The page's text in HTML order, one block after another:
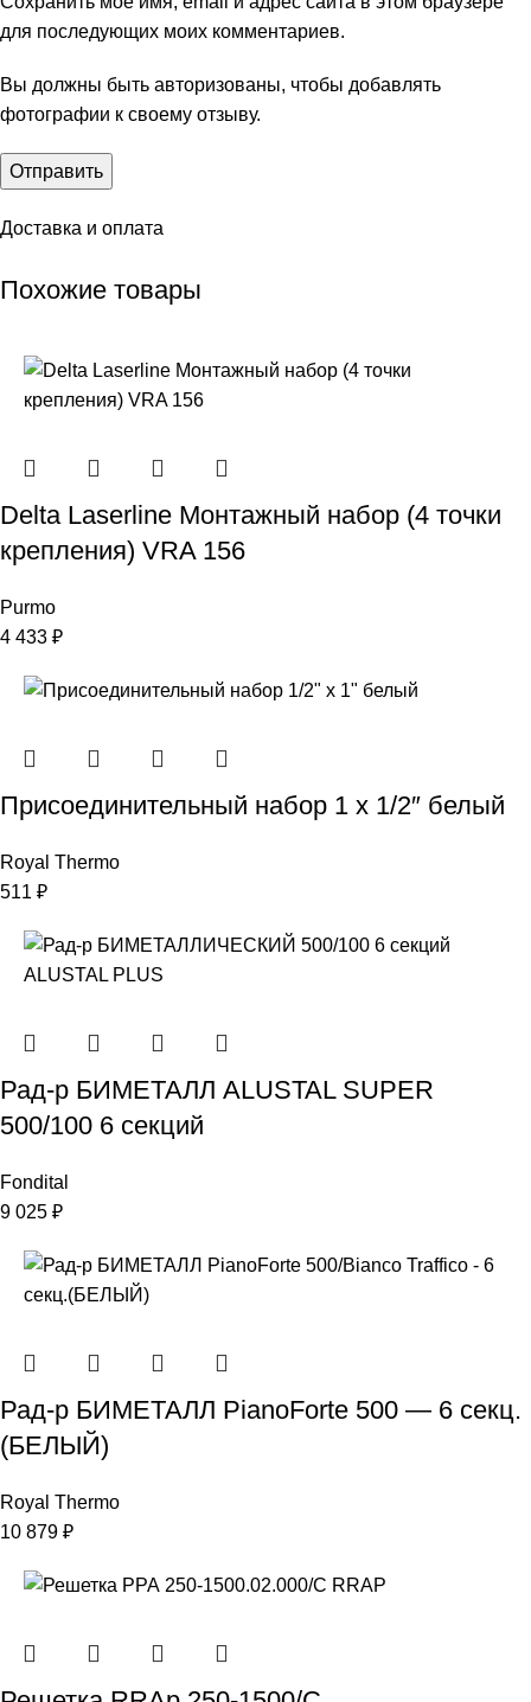
для последующих моих комментариев.
Вы должны быть авторизованы, чтобы добавлять
фотографии к своему отзыву.
Доставка и оплата
Похожие товары
Delta Laserline Монтажный набор (4 точки
крепления) VRA 156
Purmo
4 433 ₽
Присоединительный набор 1 х 1/2″ белый
Royal Thermo
511 ₽
Рад-р БИМЕТАЛЛ ALUSTAL SUPER
500/100 6 секций
Fondital
9 025 ₽
Рад-р БИМЕТАЛЛ PianoForte 500 — 6 секц.
(БЕЛЫЙ)
Royal Thermo
10 879 ₽